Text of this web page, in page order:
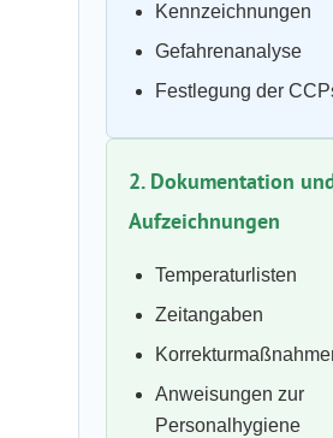
Kennzeichnungen
Gefahrenanalyse
Festlegung der
2. Dokumentation
Aufzeichnungen
Temperaturlisten
Zeitangaben
Anweisungen zur
Personalhygiene